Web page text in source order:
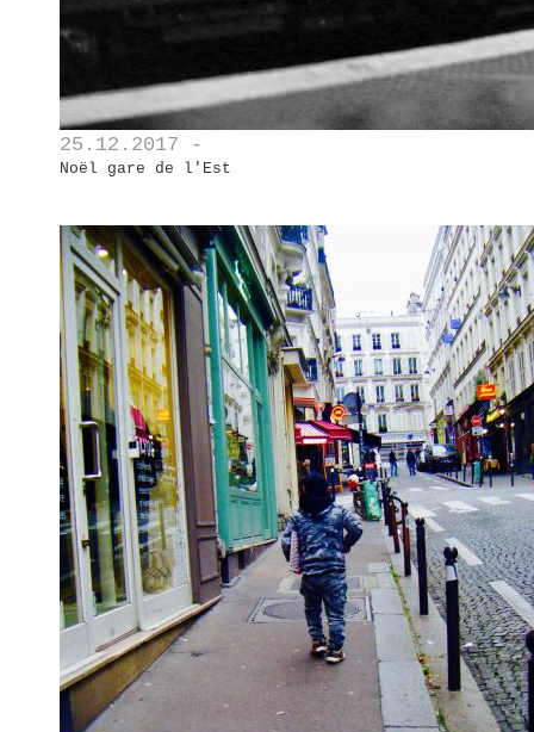
25.12.2017 -
Noël gare de l'Est